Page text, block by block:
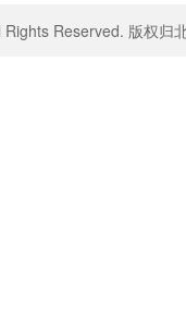
Reserved. 版权归